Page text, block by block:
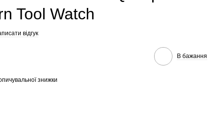
Tool Watch
відгук
В бажання
знижки